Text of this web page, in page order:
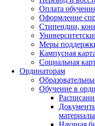
Оплата
Оформление
Стипендии,
Меры
Кампусная карта
Социальная
Ординаторам
Обучение в
Научная